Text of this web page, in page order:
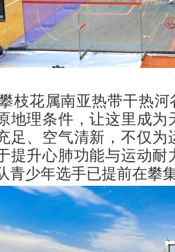
枝花属南亚热带干热
地理条件，让这里成
足、空气清新，不仅
提升心肺功能与运动
青少年选手已提前在攀